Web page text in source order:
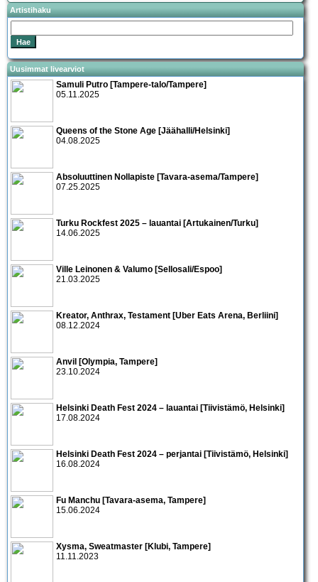
Artistihaku
Uusimmat livearviot
Samuli Putro [Tampere-talo/Tampere]
05.11.2025
Queens of the Stone Age [Jäähalli/Helsinki]
04.08.2025
Absoluuttinen Nollapiste [Tavara-asema/Tampere]
07.25.2025
Turku Rockfest 2025 – lauantai [Artukainen/Turku]
14.06.2025
Ville Leinonen & Valumo [Sellosali/Espoo]
21.03.2025
Kreator, Anthrax, Testament [Uber Eats Arena, Berliini]
08.12.2024
Anvil [Olympia, Tampere]
23.10.2024
Helsinki Death Fest 2024 – lauantai [Tiivistämö, Helsinki]
17.08.2024
Helsinki Death Fest 2024 – perjantai [Tiivistämö, Helsinki]
16.08.2024
Fu Manchu [Tavara-asema, Tampere]
15.06.2024
Xysma, Sweatmaster [Klubi, Tampere]
11.11.2023